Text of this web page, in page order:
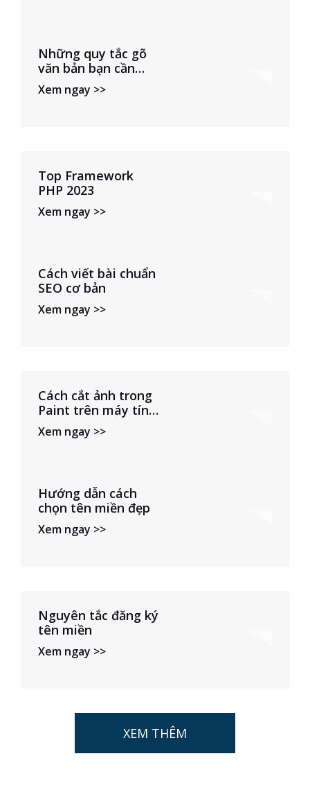
Những quy tắc gõ
văn bản bạn cần
biết khi soạn thảo
văn bản
Xem ngay >>
Top Framework
PHP 2023
Xem ngay >>
Cách viết bài chuẩn
SEO cơ bản
Xem ngay >>
Cách cắt ảnh trong
Paint trên máy tính
Windows
Xem ngay >>
Hướng dẫn cách
chọn tên miền đẹp
Xem ngay >>
Nguyên tắc đăng ký
tên miền
Xem ngay >>
XEM THÊM